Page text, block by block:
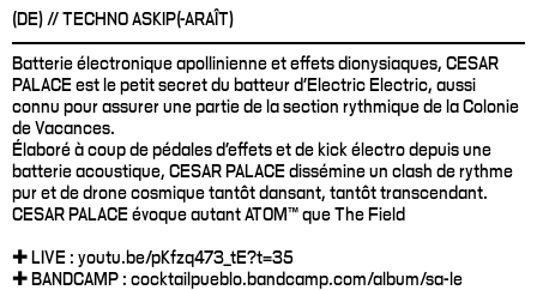
(DE) // TECHNO ASKIP(-ARAÎT)
Batterie électronique apollinienne et effets dionysiaques, CESAR
PALACE est le petit secret du batteur d’Electric Electric, aussi
connu pour assurer une partie de la section rythmique de la Colonie
de Vacances.
Élaboré à coup de pédales d'effets et de kick électro depuis une
batterie acoustique, CESAR PALACE dissémine un clash de rythme
pur et de drone cosmique tantôt dansant, tantôt transcendant.
CESAR PALACE évoque autant ATOM™ que The Field
✚ LIVE : youtu.be/pKfzq473_tE?t=35
✚ BANDCAMP : cocktailpueblo.bandcamp.com/album/sa-le